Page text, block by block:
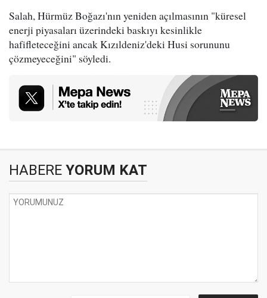
Salah, Hürmüz Boğazı'nın yeniden açılmasının "küresel
enerji piyasaları üzerindeki baskıyı kesinlikle
hafifleteceğini ancak Kızıldeniz'deki Husi sorununu
çözmeyeceğini" söyledi.
HABERE YORUM KAT